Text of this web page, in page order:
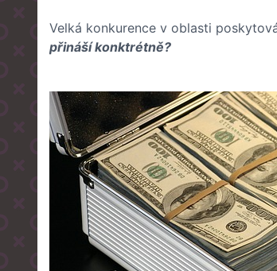
Velká konkurence v oblasti
přináší konktrétně?